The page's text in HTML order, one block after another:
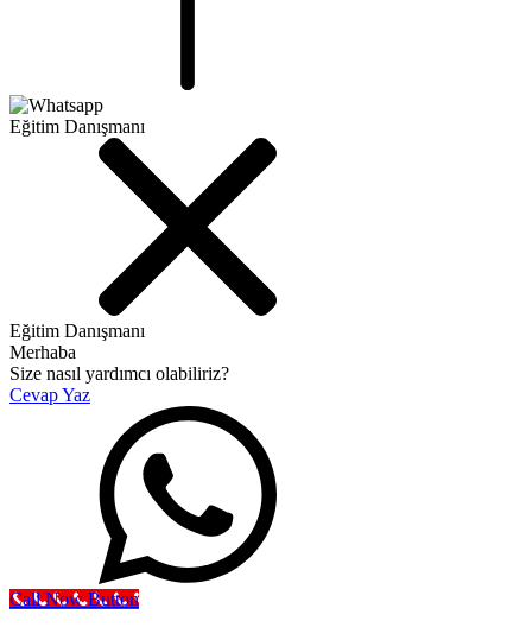
Eğitim Danışmanı
Eğitim Danışmanı
Merhaba
Size nasıl yardımcı olabiliriz?
Cevap Yaz
Call Now Button